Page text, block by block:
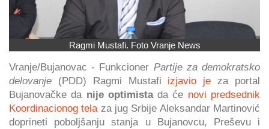
Ragmi Mustafi. Foto Vranje News
Vranje/Bujanovac - Funkcioner Partije za demokratsko
delovanje (PDD) Ragmi Mustafi izjavio je za portal
Bujanovačke da nije optimistada će novi predsednik
Koordinacionog tela za jug Srbije Aleksandar Martinović
doprineti poboljšanju stanja u Bujanovcu, Preševu i